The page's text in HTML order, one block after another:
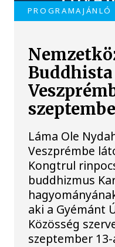
PROGRAMAJÁNLÓ
Buddhista
Láma Ole
Veszprémbe
Kongtrul
buddhizmus
aki a Gyémánt
Közösség
szeptember